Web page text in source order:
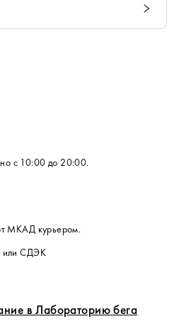
в Лабораторию бега
с 10:00 до 20:00.
МКАД курьером.
или СДЭК